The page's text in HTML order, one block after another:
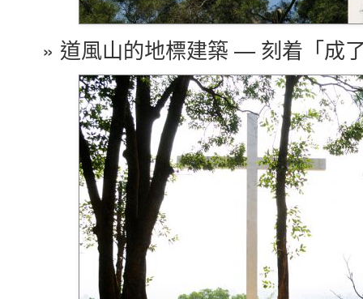
» 道風山的地標建築 — 刻着「成